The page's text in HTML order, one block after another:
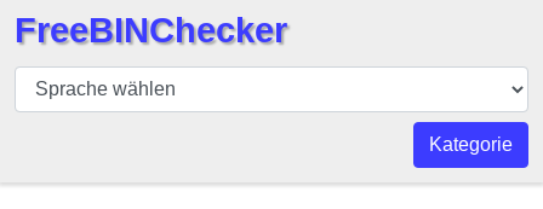
BIN
Prüfer
FreeBINChecker
Kategorie